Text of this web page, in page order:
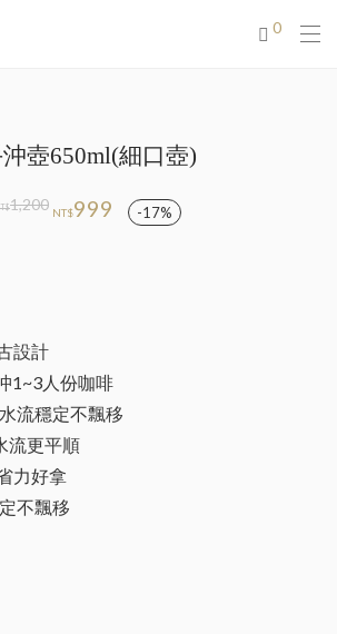
0
壺650ml(細口壺)
1,200 原
始
NT$999 目
前 -17%
設計
1~3人份咖啡
流穩定不飄移
流更平順
力好拿
不飄移